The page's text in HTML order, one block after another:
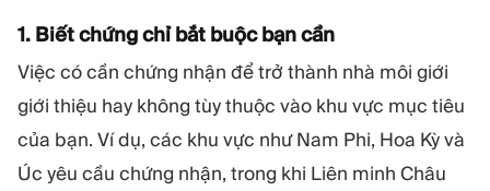
1. Biết chứng chỉ bắt buộc bạn cần
Việc có cần chứng nhận để trở thành nhà môi giới
giới thiệu hay không tùy thuộc vào khu vực mục tiêu
của bạn. Ví dụ, các khu vực như Nam Phi, Hoa Kỳ và
Úc yêu cầu chứng nhận, trong khi Liên minh Châu